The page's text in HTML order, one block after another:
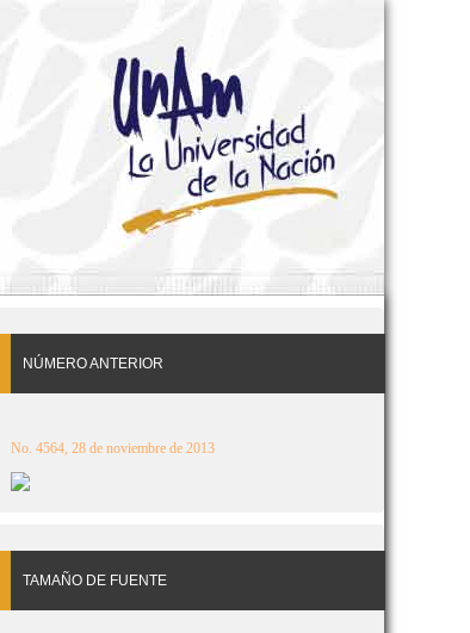
NÚMERO ANTERIOR
No. 4564, 28 de noviembre de 2013
TAMAÑO DE FUENTE